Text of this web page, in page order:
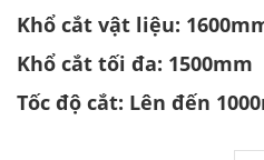
Khổ cắt vật liệu:
Khổ cắt tối đa: 1500mm
Tốc độ cắt: Lên đến